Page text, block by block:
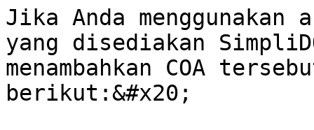
Jika Anda
yang disediakan
menambahkan COA
berikut:&#x20;